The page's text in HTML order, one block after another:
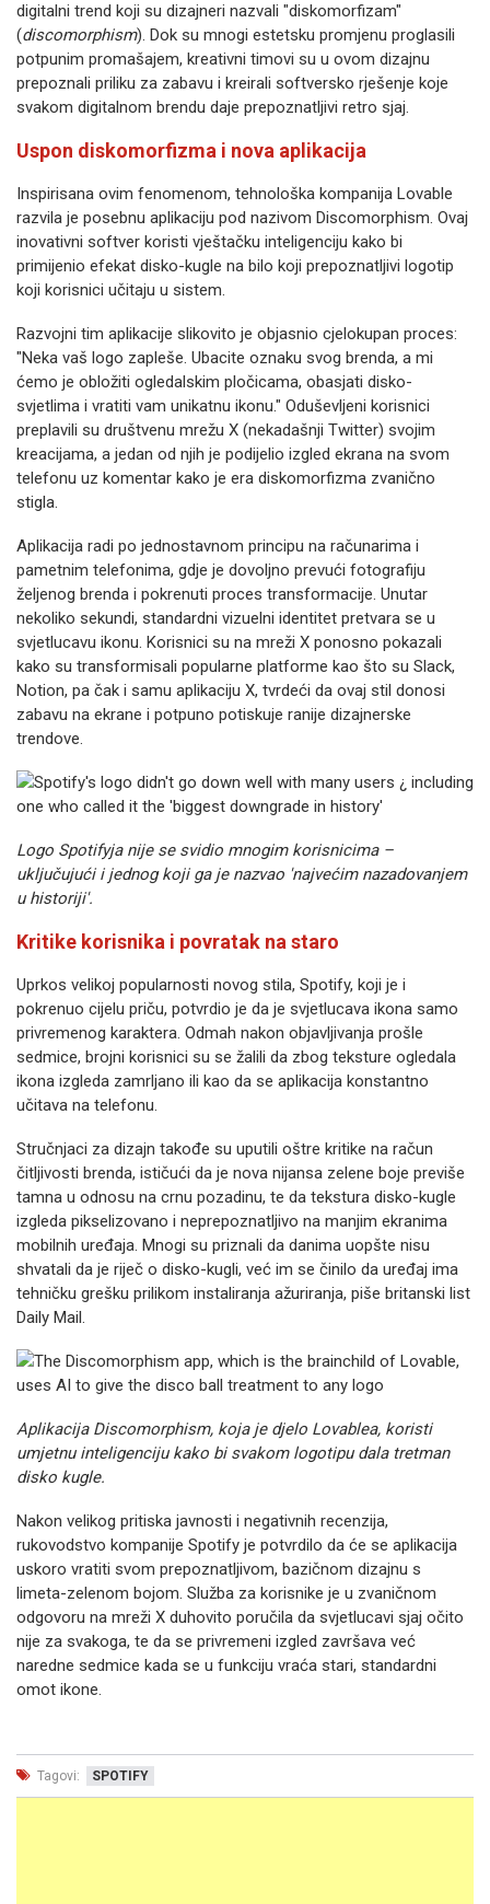
digitalni trend koji su dizajneri nazvali "diskomorfizam"
(discomorphism). Dok su mnogi estetsku promjenu proglasili
potpunim promašajem, kreativni timovi su u ovom dizajnu
prepoznali priliku za zabavu i kreirali softversko rješenje koje
svakom digitalnom brendu daje prepoznatljivi retro sjaj.
Uspon diskomorfizma i nova aplikacija
Inspirisana ovim fenomenom, tehnološka kompanija Lovable
razvila je posebnu aplikaciju pod nazivom Discomorphism. Ovaj
inovativni softver koristi vještačku inteligenciju kako bi
primijenio efekat disko-kugle na bilo koji prepoznatljivi logotip
koji korisnici učitaju u sistem.
Razvojni tim aplikacije slikovito je objasnio cjelokupan proces:
"Neka vaš logo zapleše. Ubacite oznaku svog brenda, a mi
ćemo je obložiti ogledalskim pločicama, obasjati disko-
svjetlima i vratiti vam unikatnu ikonu." Oduševljeni korisnici
preplavili su društvenu mrežu X (nekadašnji Twitter) svojim
kreacijama, a jedan od njih je podijelio izgled ekrana na svom
telefonu uz komentar kako je era diskomorfizma zvanično
stigla.
Aplikacija radi po jednostavnom principu na računarima i
pametnim telefonima, gdje je dovoljno prevući fotografiju
željenog brenda i pokrenuti proces transformacije. Unutar
nekoliko sekundi, standardni vizuelni identitet pretvara se u
svjetlucavu ikonu. Korisnici su na mreži X ponosno pokazali
kako su transformisali popularne platforme kao što su Slack,
Notion, pa čak i samu aplikaciju X, tvrdeći da ovaj stil donosi
zabavu na ekrane i potpuno potiskuje ranije dizajnerske
trendove.
Logo Spotifyja nije se svidio mnogim korisnicima –
uključujući i jednog koji ga je nazvao 'najvećim nazadovanjem
u historiji'.
Kritike korisnika i povratak na staro
Uprkos velikoj popularnosti novog stila, Spotify, koji je i
pokrenuo cijelu priču, potvrdio je da je svjetlucava ikona samo
privremenog karaktera. Odmah nakon objavljivanja prošle
sedmice, brojni korisnici su se žalili da zbog teksture ogledala
ikona izgleda zamrljano ili kao da se aplikacija konstantno
učitava na telefonu.
Stručnjaci za dizajn takođe su uputili oštre kritike na račun
čitljivosti brenda, ističući da je nova nijansa zelene boje previše
tamna u odnosu na crnu pozadinu, te da tekstura disko-kugle
izgleda pikselizovano i neprepoznatljivo na manjim ekranima
mobilnih uređaja. Mnogi su priznali da danima uopšte nisu
shvatali da je riječ o disko-kugli, već im se činilo da uređaj ima
tehničku grešku prilikom instaliranja ažuriranja, piše britanski list
Daily Mail.
Aplikacija Discomorphism, koja je djelo Lovablea, koristi
umjetnu inteligenciju kako bi svakom logotipu dala tretman
disko kugle.
Nakon velikog pritiska javnosti i negativnih recenzija,
rukovodstvo kompanije Spotify je potvrdilo da će se aplikacija
uskoro vratiti svom prepoznatljivom, bazičnom dizajnu s
limeta-zelenom bojom. Služba za korisnike je u zvaničnom
odgovoru na mreži X duhovito poručila da svjetlucavi sjaj očito
nije za svakoga, te da se privremeni izgled završava već
naredne sedmice kada se u funkciju vraća stari, standardni
omot ikone.
Tagovi: SPOTIFY